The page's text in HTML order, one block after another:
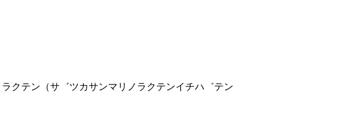
クテン（サ゛ツカサンマリノラクテンイチハ゛テン